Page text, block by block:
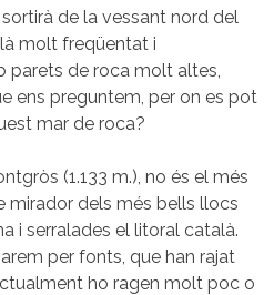
sortirà de la vessant nord del
molt freqüentat i
parets de roca molt altes,
ens preguntem, per on es pot
mar de roca?
(1.133 m.), no és el més
mirador dels més bells llocs
i serralades el litoral català.
per fonts, que han rajat
ho ragen molt poc o